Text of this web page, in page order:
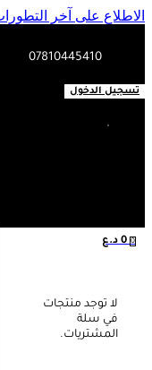
الاطلاع على آخر
07810445410
تسجيل الدخول
0
0 د.ع
لا توجد منتجات
في سلة
المشتريات.